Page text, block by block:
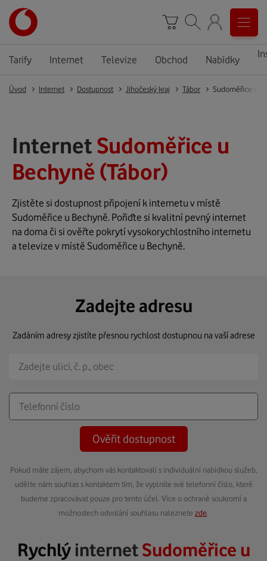
Tarify Internet Televize Obchod Nabídky
Úvod Internet Dostupnost Jihočeský kraj Tábor Sudoměřice u
Internet Sudoměřice u
Bechyně (Tábor)
Zjistěte si dostupnost připojení k internetu v místě
Sudoměřice u Bechyně. Pořiďte si kvalitní pevný internet
na doma či si ověřte pokrytí vysokorychlostního internetu
a televize v místě Sudoměřice u Bechyně.
Zadejte adresu
Zadáním adresy zjistíte přesnou rychlost dostupnou na vaší adrese
Ověřit dostupnost
Pokud máte zájem, abychom vás kontaktovali s individuální nabídkou služeb,
udělte nám souhlas s kontaktem tím, že vyplníte své telefonní číslo, které
budeme zpracovávat pouze pro tento účel. Více o ochraně soukromí a
možnostech odvolání souhlasu naleznete zde
RychlýinternetSudoměřice u